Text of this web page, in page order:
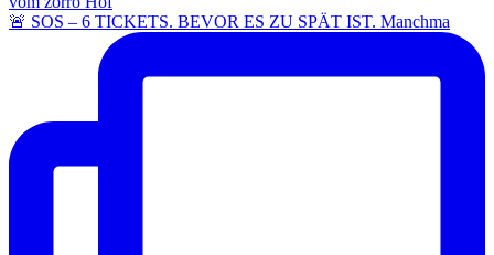
🚨 SOS – 6 TICKETS. BEVOR ES ZU SPÄT IST. Manchma